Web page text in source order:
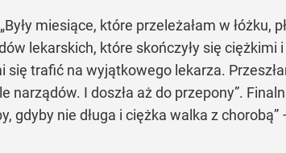
miesiące, które przeleżałam w łóżku,
lekarskich, które skończyły się
się trafić na wyjątkowego lekarza.
I doszła aż do przepony”.
gdyby nie długa i ciężka walka z chorobą”